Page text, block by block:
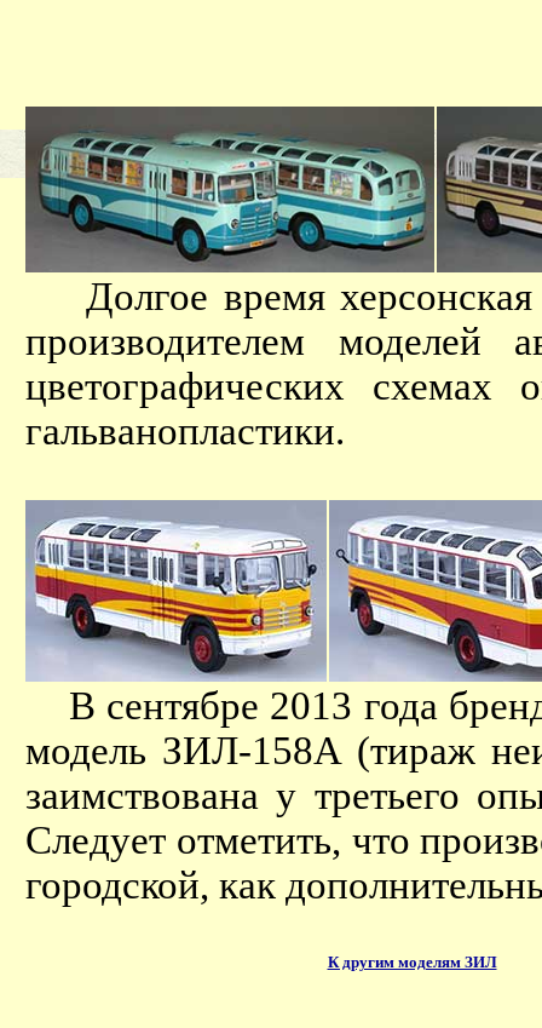
Долгое время херсонская
производителем моделей
цветографических
гальванопластики.
В сентябре 2013 года
модель ЗИЛ-158А (тираж
заимствована у третьего
Следует отметить, что
городской, как
К другим моделям ЗИЛ